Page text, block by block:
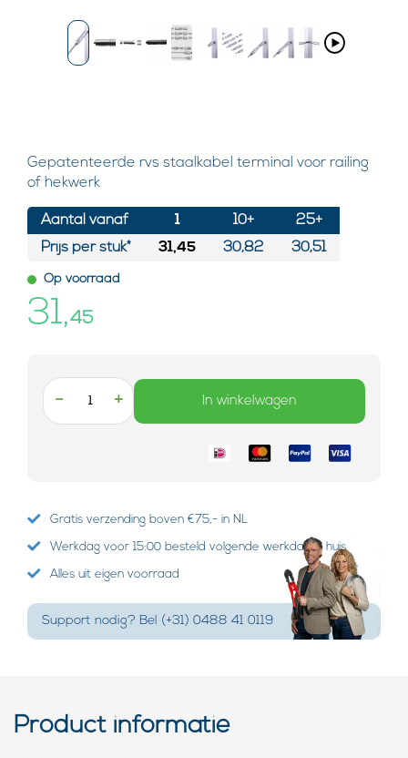
Gepatenteerde rvs staalkabel terminal voor railing
of hekwerk
Aantal vanaf
Prijs per stuk*
1
31,45
10+
30,82
25+
30,51
Op voorraad
31,45
- + In winkelwagen
Gratis verzending boven €75,- in NL
Werkdag voor 15:00 besteld volgende werkdag in huis
Alles uit eigen voorraad
Support nodig? Bel (+31) 0488 41 0119
Product informatie